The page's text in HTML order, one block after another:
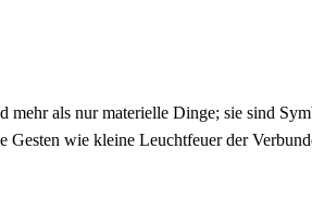
mehr als nur materielle Dinge; sie sind
wie kleine Leuchtfeuer der